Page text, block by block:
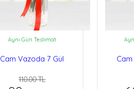
Aynı Gün Teslimat
Cam Vazoda 7 Gül
110.00 TL